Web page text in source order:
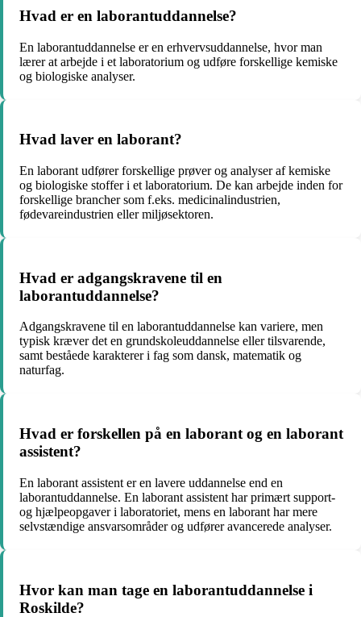
Hvad er en laborantuddannelse?
En laborantuddannelse er en erhvervsuddannelse, hvor man
lærer at arbejde i et laboratorium og udføre forskellige kemiske
og biologiske analyser.
Hvad laver en laborant?
En laborant udfører forskellige prøver og analyser af kemiske
og biologiske stoffer i et laboratorium. De kan arbejde inden for
forskellige brancher som f.eks. medicinalindustrien,
fødevareindustrien eller miljøsektoren.
Hvad er adgangskravene til en
laborantuddannelse?
Adgangskravene til en laborantuddannelse kan variere, men
typisk kræver det en grundskoleuddannelse eller tilsvarende,
samt beståede karakterer i fag som dansk, matematik og
naturfag.
Hvad er forskellen på en laborant og en laborant
assistent?
En laborant assistent er en lavere uddannelse end en
laborantuddannelse. En laborant assistent har primært support-
og hjælpeopgaver i laboratoriet, mens en laborant har mere
selvstændige ansvarsområder og udfører avancerede analyser.
Hvor kan man tage en laborantuddannelse i
Roskilde?